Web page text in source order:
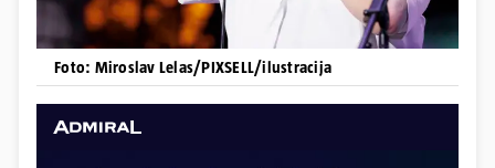
Foto: Miroslav Lelas/PIXSELL/ilustracija